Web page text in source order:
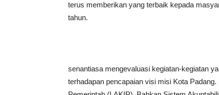
terus memberikan yang terbaik kepada
tahun.
senantiasa mengevaluasi kegiatan-kegiatan
terhadapan pencapaian visi misi Kota